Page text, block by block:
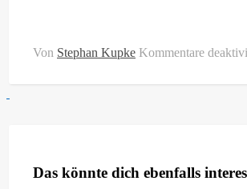
Von Stephan Kupke Kommentare
Das könnte dich ebenfalls